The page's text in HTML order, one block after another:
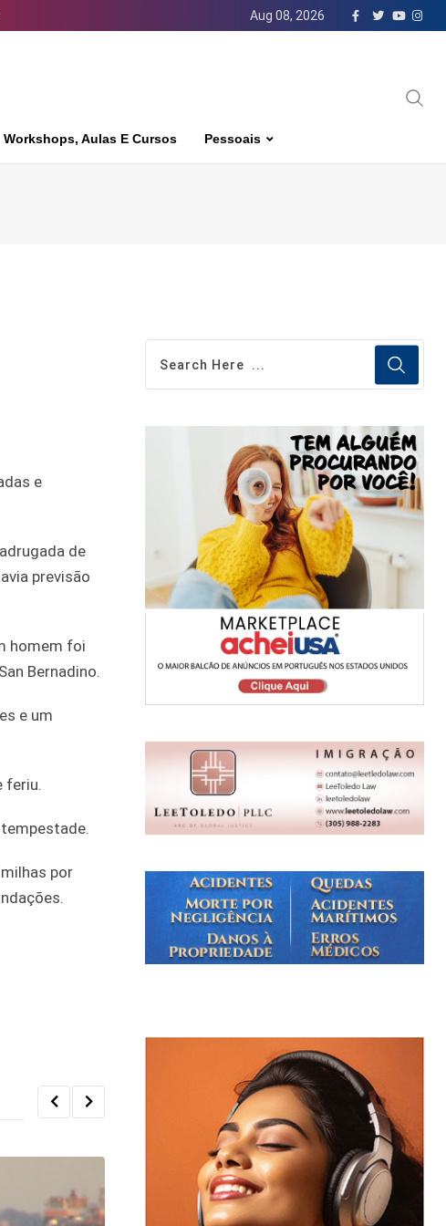
Aug 08, 2026
Workshops, Aulas E Cursos Pessoais
e
de
previsão
homem foi
Bernadino.
e um
feriu.
por